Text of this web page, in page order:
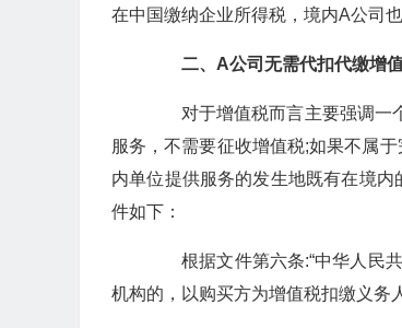
在中国缴纳企业所得税，境内A公司
二、A公司无需代扣代缴增
对于增值税而言主要强调一个
服务，不需要征收增值税;如果不属
内单位提供服务的发生地既有在境
件如下：
根据文件第六条:“中华人民共
机构的，以购买方为增值税扣缴义务